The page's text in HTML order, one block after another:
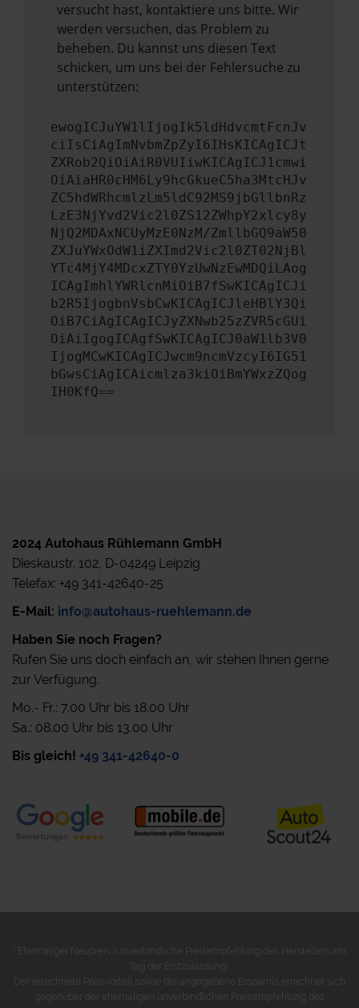
versucht hast, kontaktiere uns bitte. Wir
werden versuchen, das Problem zu
beheben. Du kannst uns diesen Text
schicken, um uns bei der Fehlersuche zu
unterstützen:
ewogICJuYW1lIjogIk5ldHdvcmtFcnJv
ciIsCiAgImNvbmZpZyI6IHsKICAgICJt
ZXRob2QiOiAiR0VUIiwKICAgICJ1cmwi
OiAiaHR0cHM6Ly9hcGkueC5ha3MtcHJv
ZC5hdWRhcmlzLm5ldC92MS9jbGllbnRz
LzE3NjYvd2Vic2l0ZS12ZWhpY2xlcy8y
NjQ2MDAxNCUyMzE0NzM/ZmllbGQ9aW50
ZXJuYWxOdW1iZXImd2Vic2l0ZT02NjBl
YTc4MjY4MDcxZTY0YzUwNzEwMDQiLAog
ICAgImhlYWRlcnMiOiB7fSwKICAgICJi
b2R5IjogbnVsbCwKICAgICJleHBlY3Qi
OiB7CiAgICAgICJyZXNwb25zZVR5cGUi
OiAiIgogICAgfSwKICAgICJ0aW1lb3V0
IjogMCwKICAgICJwcm9ncmVzcyI6IG51
bGwsCiAgICAicmlza3kiOiBmYWxzZQog
IH0KfQ==
2024 Autohaus Rühlemann GmbH
Dieskaustr. 102, D-04249 Leipzig
Telefax: +49 341-42640-25
E-Mail: info@autohaus-ruehlemann.de
Haben Sie noch Fragen?
Rufen Sie uns doch einfach an, wir stehen Ihnen gerne
zur Verfügung.
Mo.- Fr.: 7.00 Uhr bis 18.00 Uhr
Sa.: 08.00 Uhr bis 13.00 Uhr
Bis gleich! +49 341-42640-0
Ehemaliger Neupreis (Unverbindliche Preisempfehlung des Herstellers am
Tag der Erstzulassung).
Der errechnete Preisvorteil sowie die angegebene Ersparnis errechnet sich
gegenüber der ehemaligen unverbindlichen Preisempfehlung des